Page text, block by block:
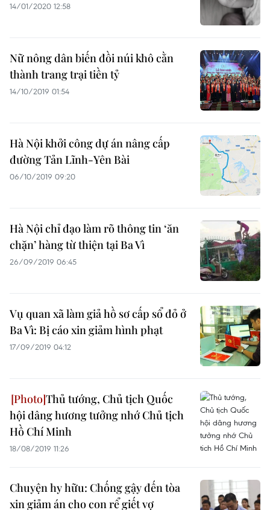
14/01/2020 12:58
Nữ nông dân biến đồi núi khô cằn
thành trang trại tiền tỷ​
14/10/2019 01:54
Hà Nội khởi công dự án nâng cấp
đường Tản Lĩnh-Yên Bài
06/10/2019 09:20
Hà Nội chỉ đạo làm rõ thông tin ‘ăn
chặn’ hàng từ thiện tại Ba Vì
26/09/2019 06:45
Vụ quan xã làm giả hồ sơ cấp sổ đỏ ở
Ba Vì: Bị cáo xin giảm hình phạt
17/09/2019 04:12
Thủ tướng, Chủ tịch Quốc
hội dâng hương tưởng nhớ Chủ tịch
Hồ Chí Minh
18/08/2019 11:26
Chuyện hy hữu: Chống gậy đến tòa
xin giảm án cho con rể giết vợ